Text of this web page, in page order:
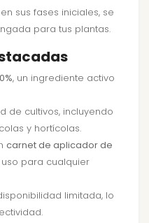
sus fases iniciales, se
para tus plantas.
, un ingrediente activo
de cultivos, incluyendo
y hortícolas.
carnet de aplicador de
para cualquier
limitada, lo